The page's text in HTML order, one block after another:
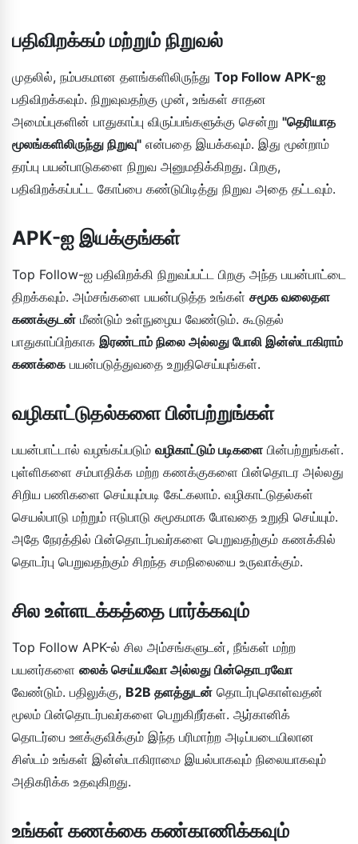
பதிவிறக்கம் மற்றும் நிறுவல்
முதலில், நம்பகமான தளங்களிலிருந்து Top Follow APK-ஐ
பதிவிறக்கவும். நிறுவுவதற்கு முன், உங்கள் சாதன
அமைப்புகளின் பாதுகாப்பு விருப்பங்களுக்கு சென்று "தெரியாத
மூலங்களிலிருந்து நிறுவு" என்பதை இயக்கவும். இது மூன்றாம்
தரப்பு பயன்பாடுகளை நிறுவ அனுமதிக்கிறது. பிறகு,
பதிவிறக்கப்பட்ட கோப்பை கண்டுபிடித்து நிறுவ அதை தட்டவும்.
APK-ஐ இயக்குங்கள்
Top Follow-ஐ பதிவிறக்கி நிறுவப்பட்ட பிறகு அந்த பயன்பாட்டை
திறக்கவும். அம்சங்களை பயன்படுத்த உங்கள் சமூக வலைதள
கணக்குடன் மீண்டும் உள்நுழைய வேண்டும். கூடுதல்
பாதுகாப்பிற்காக இரண்டாம் நிலை அல்லது போலி இன்ஸ்டாகிராம்
கணக்கை பயன்படுத்துவதை உறுதிசெய்யுங்கள்.
வழிகாட்டுதல்களை பின்பற்றுங்கள்
பயன்பாட்டால் வழங்கப்படும் வழிகாட்டும் படிகளை பின்பற்றுங்கள்.
புள்ளிகளை சம்பாதிக்க மற்ற கணக்குகளை பின்தொடர அல்லது
சிறிய பணிகளை செய்யும்படி கேட்கலாம். வழிகாட்டுதல்கள்
செயல்பாடு மற்றும் ஈடுபாடு சுமூகமாக போவதை உறுதி செய்யும்.
அதே நேரத்தில் பின்தொடர்பவர்களை பெறுவதற்கும் கணக்கில்
தொடர்பு பெறுவதற்கும் சிறந்த சமநிலையை உருவாக்கும்.
சில உள்ளடக்கத்தை பார்க்கவும்
Top Follow APK-ல் சில அம்சங்களுடன், நீங்கள் மற்ற
பயனர்களை லைக் செய்யவோ அல்லது பின்தொடரவோ
வேண்டும். பதிலுக்கு, B2B தளத்துடன் தொடர்புகொள்வதன்
மூலம் பின்தொடர்பவர்களை பெறுகிறீர்கள். ஆர்கானிக்
தொடர்பை ஊக்குவிக்கும் இந்த பரிமாற்ற அடிப்படையிலான
சிஸ்டம் உங்கள் இன்ஸ்டாகிராமை இயல்பாகவும் நிலையாகவும்
அதிகரிக்க உதவுகிறது.
உங்கள் கணக்கை கண்காணிக்கவும்